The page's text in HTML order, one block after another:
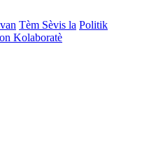
Tèm Sèvis la Politik
Kolaboratè